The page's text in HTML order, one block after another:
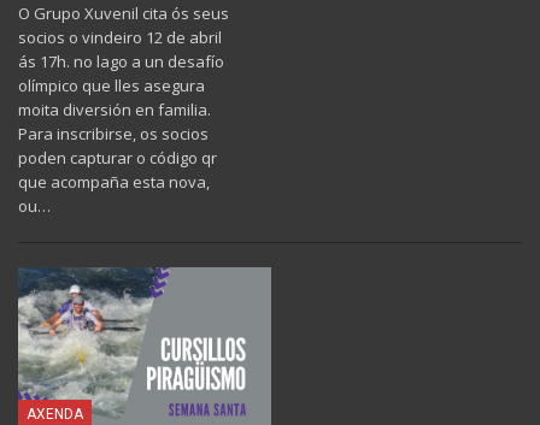
O Grupo Xuvenil cita ós seus
socios o vindeiro 12 de abril
ás 17h. no lago a un desafío
olímpico que lles asegura
moita diversión en familia.
Para inscribirse, os socios
poden capturar o código qr
que acompaña esta nova,
ou…
AXENDA